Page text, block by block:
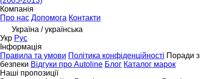
Компанія
Про нас Допомога Контакти
Україна / українська
Укр Рус
Інформація
Правила та умови Політика конфіденційності Поради з
безпеки Відгуки про Autoline Блог Каталог марок
Наші пропозиції